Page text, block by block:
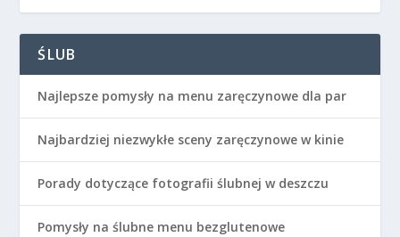
ŚLUB
Najlepsze pomysły na menu zaręczynowe dla par
Najbardziej niezwykłe sceny zaręczynowe w kinie
Porady dotyczące fotografii ślubnej w deszczu
Pomysły na ślubne menu bezglutenowe